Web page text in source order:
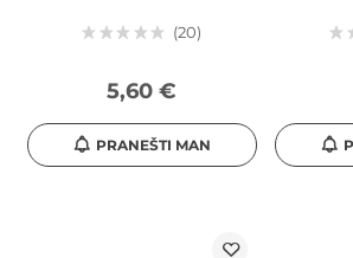
20
5,60 €
PRANEŠTI MAN